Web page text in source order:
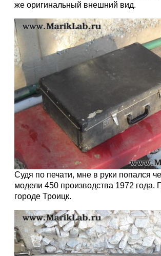
же оригинальный внешний вид.
Судя по печати, мне в руки попался
модели 450 производства 1972 года.
городе Троицк.